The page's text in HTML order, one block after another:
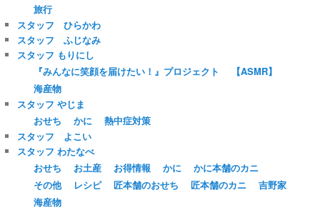
旅行
スタッフ ひらかわ
スタッフ ふじなみ
スタッフ もりにし
『みんなに笑顔を届けたい！』プロジェクト
【ASMR】
海産物
スタッフ やじま
おせち
かに
熱中症対策
スタッフ よこい
スタッフ わたなべ
おせち
お土産 お得情報 かに
かに本舗のカニ
その他
レシピ 匠本舗のおせち 匠本舗のカニ
吉野家
海産物